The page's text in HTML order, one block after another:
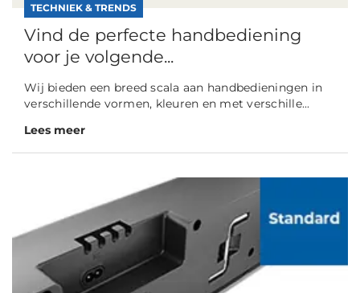
TECHNIEK & TRENDS
Vind de perfecte handbediening
voor je volgende...
Wij bieden een breed scala aan handbedieningen in
verschillende vormen, kleuren en met verschille...
Lees meer